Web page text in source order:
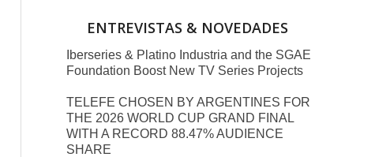
ENTREVISTAS & NOVEDADES
Iberseries & Platino Industria and the SGAE
Foundation Boost New TV Series Projects
TELEFE CHOSEN BY ARGENTINES FOR
THE 2026 WORLD CUP GRAND FINAL
WITH A RECORD 88.47% AUDIENCE
SHARE